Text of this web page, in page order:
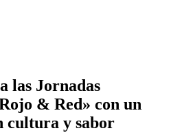
las Jornadas
& Red» con un
cultura y sabor